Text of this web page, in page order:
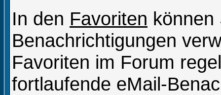
In den Favoriten können
Benachrichtigungen
Favoriten im Forum
fortlaufende eMail-